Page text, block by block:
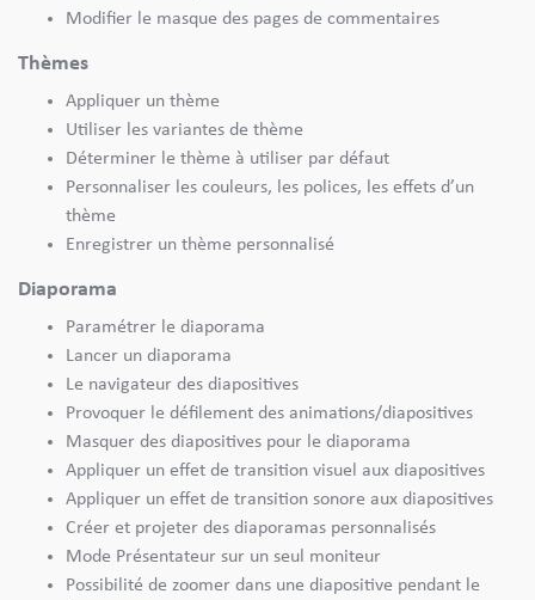
Modifier le masque des pages de commentaires
Thèmes
Appliquer un thème
Utiliser les variantes de thème
Déterminer le thème à utiliser par défaut
Personnaliser les couleurs, les polices, les effets d’un
thème
Enregistrer un thème personnalisé
Diaporama
Paramétrer le diaporama
Lancer un diaporama
Le navigateur des diapositives
Provoquer le défilement des animations/diapositives
Masquer des diapositives pour le diaporama
Appliquer un effet de transition visuel aux diapositives
Appliquer un effet de transition sonore aux diapositives
Créer et projeter des diaporamas personnalisés
Mode Présentateur sur un seul moniteur
Possibilité de zoomer dans une diapositive pendant le